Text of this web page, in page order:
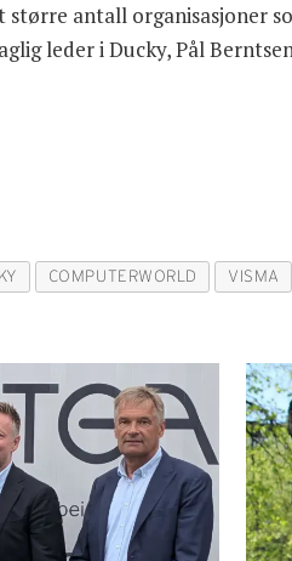
antall organisasjoner
leder i Ducky, Pål
COMPUTERWORLD VISMA